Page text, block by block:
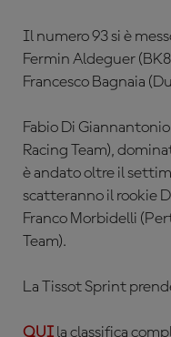
Il numero 93 si è
Fermin Aldeguer
Francesco Bagnaia
Fabio Di
Racing Team),
è andato oltre il
scatteranno il rookie
Franco Morbidelli
Team).
La Tissot Sprint
QUI la classifica